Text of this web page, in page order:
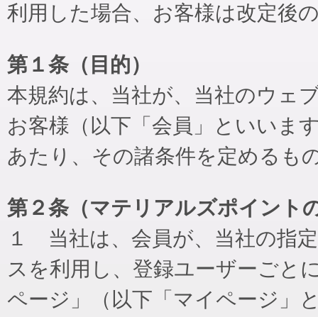
利用した場合、お客様は改定後
第１条（目的）
本規約は、当社が、当社のウェ
お客様（以下「会員」といいま
あたり、その諸条件を定めるも
第２条（マテリアルズポイント
１ 当社は、会員が、当社の指
スを利用し、登録ユーザーごと
ページ」（以下「マイページ」